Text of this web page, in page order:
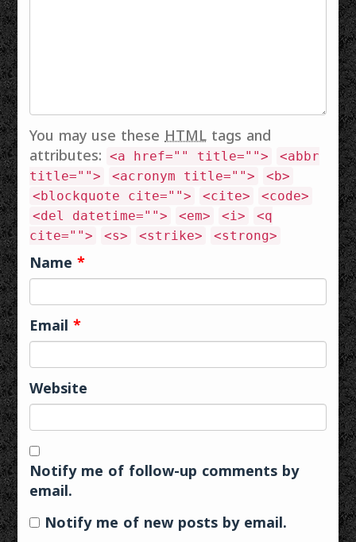
You may use theseHTML tags and
attributes:
<a href="" title="">
<abbr
title="">
<acronym title="">
<b>
<blockquote cite="">
<cite>
<code>
<del datetime="">
<em> <i>
<q
cite="">
<s> <strike> <strong>
Name*
Email*
Website
Notify me of follow-up comments by
email.
Notify me of new posts by email.